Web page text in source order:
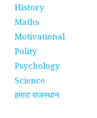
History
Maths
Motivational
Polity
Psychology
Science
हमारा राजस्थान